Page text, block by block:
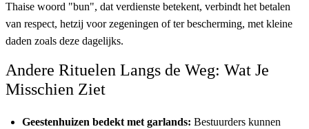
Thaise woord "bun", dat verdienste betekent, verbindt het betalen
van respect, hetzij voor zegeningen of ter bescherming, met kleine
daden zoals deze dagelijks.
Andere Rituelen Langs de Weg: Wat Je
Misschien Ziet
Geestenhuizen bedekt met garlands: Bestuurders kunnen